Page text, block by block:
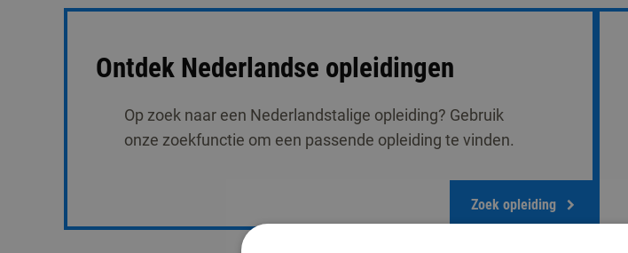
Ontdek Nederlandse opleidingen
Op zoek naar een Nederlandstalige opleiding? Gebruik
onze zoekfunctie om een passende opleiding te vinden.
Zoek opleiding